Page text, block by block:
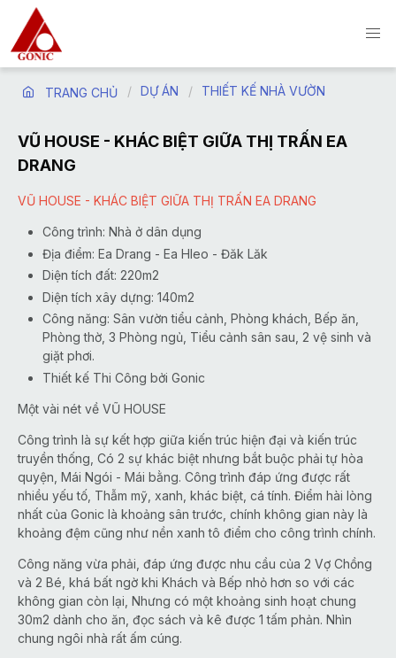
TRANG CHỦ DỰ ÁN THIẾT KẾ NHÀ VƯỜN
VŨ HOUSE - KHÁC BIỆT GIỮA THỊ TRẤN EA
DRANG
VŨ HOUSE - KHÁC BIỆT GIỮA THỊ TRẤN EA DRANG
Công trình: Nhà ở dân dụng
Địa điểm: Ea Drang - Ea Hleo - Đăk Lăk
Diện tích đất: 220m2
Diện tích xây dựng: 140m2
Công năng: Sân vườn tiểu cảnh, Phòng khách, Bếp ăn,
Phòng thờ, 3 Phòng ngủ, Tiểu cảnh sân sau, 2 vệ sinh và
giặt phơi.
Thiết kế Thi Công bởi Gonic
Một vài nét về VŨ HOUSE
Công trình là sự kết hợp giữa kiến trúc hiện đại và kiến trúc
truyền thống, Có 2 sự khác biệt nhưng bắt buộc phải tự hòa
quyện, Mái Ngói - Mái bằng. Công trình đáp ứng được rất
nhiều yếu tố, Thẫm mỹ, xanh, khác biệt, cá tính. Điểm hài lòng
nhất của Gonic là khoảng sân trước, chính không gian này là
khoảng đệm cũng như nền xanh tô điểm cho công trình chính.
Công năng vừa phải, đáp ứng được nhu cầu của 2 Vợ Chồng
và 2 Bé, khá bất ngờ khi Khách và Bếp nhỏ hơn so với các
không gian còn lại, Nhưng có một khoảng sinh hoạt chung
30m2 dành cho ăn, đọc sách và kê được 1 tấm phản. Nhìn
chung ngôi nhà rất ấm cúng.